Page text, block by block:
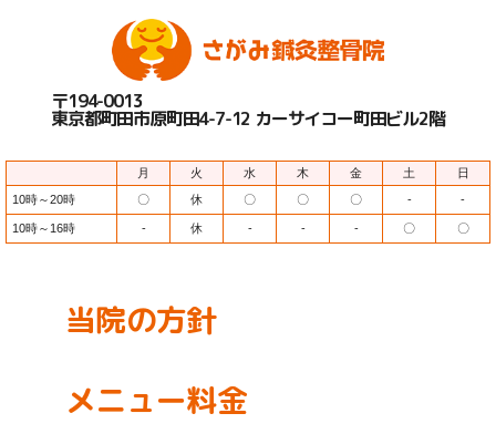
〒194-0013
東京都町田市原町田4-7-12 カーサイコー町田ビル2階
月 火 水 木 金 土
日
10時～20時
〇 休 〇 〇 〇 - -
10時～16時 - 休 - - - 〇 〇
当院の方針
メニュー料金